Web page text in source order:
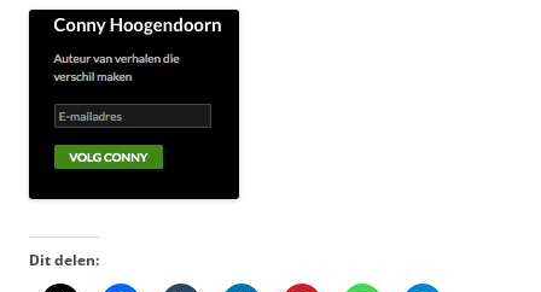
Dit delen: